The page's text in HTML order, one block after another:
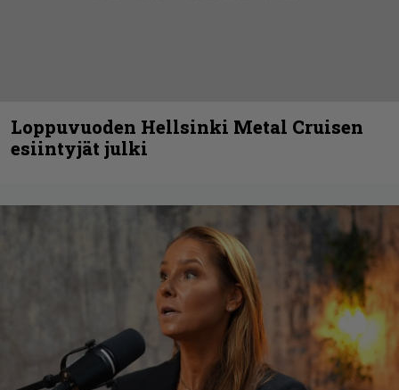
Loppuvuoden Hellsinki Metal Cruisen
esiintyjät julki